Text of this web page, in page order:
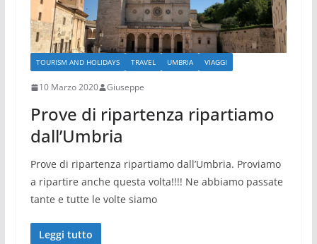
TOURISM AND HOLIDAYS TRAVEL UMBRIA VIAGGI
10 Marzo 2020 Giuseppe
Prove di ripartenza ripartiamo
dall’Umbria
Prove di ripartenza ripartiamo dall’Umbria. Proviamo
a ripartire anche questa volta!!!! Ne abbiamo passate
tante e tutte le volte siamo
Leggi tutto